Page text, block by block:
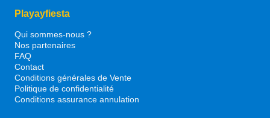
Playayfiesta
Qui sommes-nous ?
Nos partenaires
FAQ
Contact
Conditions générales de Vente
Politique de confidentialité
Conditions assurance annulation